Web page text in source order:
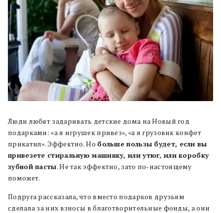
Люди любят задаривать детские дома на Новый год
подарками: «а я игрушек привез», «а я грузовик конфет
прикатил». Эффектно. Но больше пользы будет, если вы
привезете стиральную машинку, или утюг, или коробку
зубной пасты. Не так эффектно, зато по-настоящему
поможет.
Подруга рассказала, что вместо подарков друзьям
сделала за них взносы в благотворительные фонды, а они